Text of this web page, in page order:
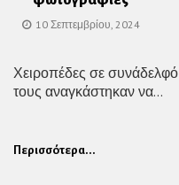
10 Σεπτεμβρίου, 2024
Χειροπέδες σε συνάδελφό
τους αναγκάστηκαν να...
Περισσότερα...